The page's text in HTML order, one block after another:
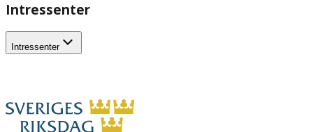
Intressenter
Intressenter